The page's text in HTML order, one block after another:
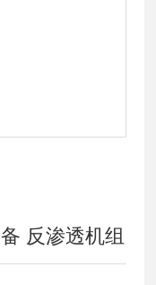
反渗透机组